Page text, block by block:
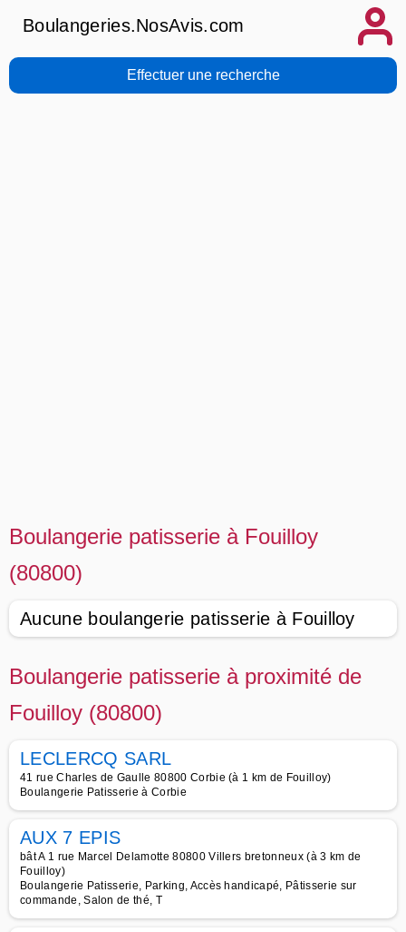
Boulangeries.NosAvis.com
Effectuer une recherche
Boulangerie patisserie à Fouilloy
(80800)
Aucune boulangerie patisserie à Fouilloy
Boulangerie patisserie à proximité de
Fouilloy (80800)
LECLERCQ SARL
41 rue Charles de Gaulle 80800 Corbie (à 1 km de Fouilloy)
Boulangerie Patisserie à Corbie
AUX 7 EPIS
bât A 1 rue Marcel Delamotte 80800 Villers bretonneux (à 3 km de
Fouilloy)
Boulangerie Patisserie, Parking, Accès handicapé, Pâtisserie sur
commande, Salon de thé, T